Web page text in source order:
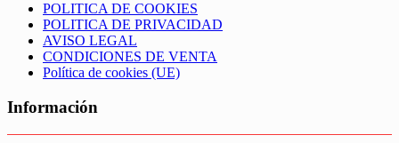
POLITICA DE COOKIES
POLITICA DE PRIVACIDAD
AVISO LEGAL
CONDICIONES DE VENTA
Política de cookies (UE)
Información